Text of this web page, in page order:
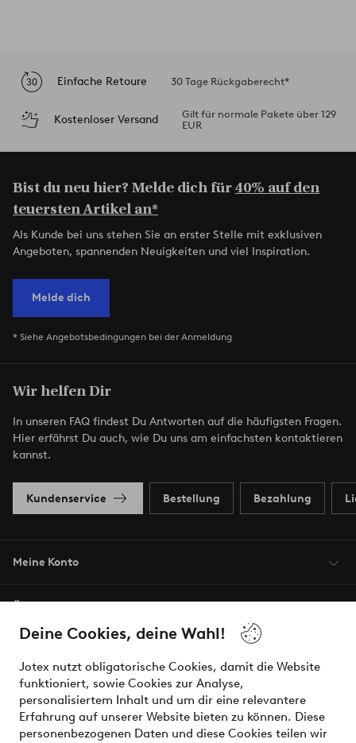
Deine Cookies, deine Wahl!
Jotex nutzt obligatorische Cookies, damit die Website
funktioniert, sowie Cookies zur Analyse,
personalisiertem Inhalt und um dir eine relevantere
Erfahrung auf unserer Website bieten zu können. Diese
personenbezogenen Daten und diese Cookies teilen wir
Einfache Retoure 30 Tage Rückgaberecht*
Kostenloser Versand
Gilt für normale Pakete über 129
EUR
Bist du neu hier? Melde dich für40% auf den
teuersten Artikel an*
Als Kunde bei uns stehen Sie an erster Stelle mit exklusiven
Angeboten, spannenden Neuigkeiten und viel Inspiration.
Melde dich
* Siehe Angebotsbedingungen bei der Anmeldung
Wir helfen Dir
In unseren FAQ findest Du Antworten auf die häufigsten Fragen.
Hier erfährst Du auch, wie Du uns am einfachsten kontaktieren
kannst.
Kundenservice Bestellung Bezahlung
Meine Konto
Bedingungen